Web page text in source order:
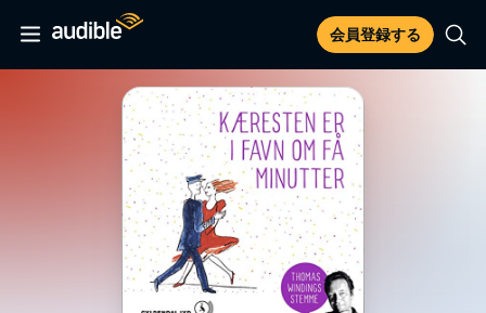
会員登録する